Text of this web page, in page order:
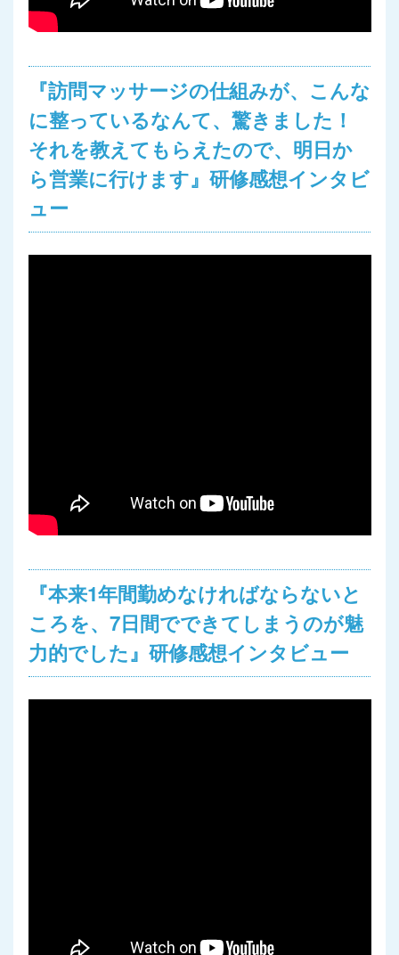
『訪問マッサージの仕組みが、こんな
に整っているなんて、驚きました！
それを教えてもらえたので、明日か
ら営業に行けます』研修感想インタビ
ュー
『本来1年間勤めなければならないと
ころを、7日間でできてしまうのが魅
力的でした』研修感想インタビュー